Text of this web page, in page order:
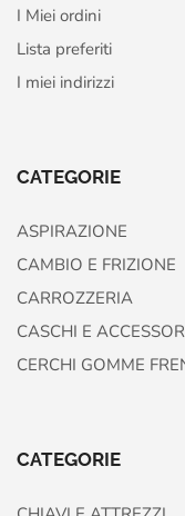
I Miei ordini
Lista preferiti
I miei indirizzi
CATEGORIE
ASPIRAZIONE
CAMBIO E FRIZIONE
CARROZZERIA
CASCHI E
CERCHI GOMME
CATEGORIE